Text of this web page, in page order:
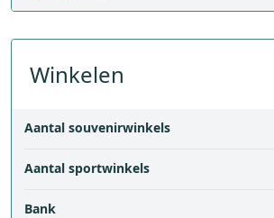
Winkelen
Aantal souvenirwinkels
Aantal sportwinkels
Bank